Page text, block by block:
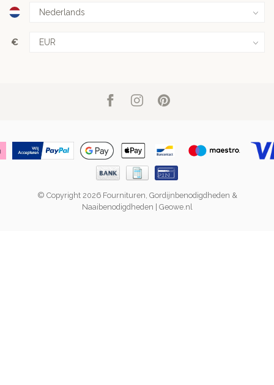
€
© Copyright 2026 Fournituren, Gordijnbenodigdheden &
Naaibenodigdheden | Geowe.nl